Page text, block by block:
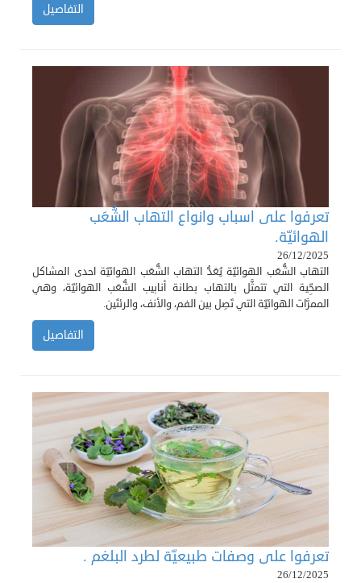
التفاصيل
تعرفوا على اسباب وانواع التهاب الشُّعَب
الهوائيّة.
26/12/2025
التهاب الشُّعَب الهوائيّة يُعَدُّ التهاب الشُّعَب الهوائيّة احدى المشاكل
الصحِّية التي تتمثَّل بالتهاب بطانة أنابيب الشُّعَب الهوائيّة، وهي
الممرَّات الهوائيّة التي تَصِل بين الفم، والأنف، والرئتَين.
التفاصيل
تعرفوا على وصفات طبيعيّة لطرد البلغم .
26/12/2025